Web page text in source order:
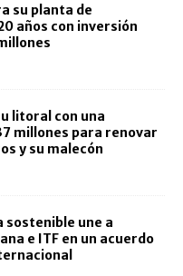
su planta de
años con inversión
litoral con una
millones para renovar
y su malecón
une a
e ITF en un acuerdo